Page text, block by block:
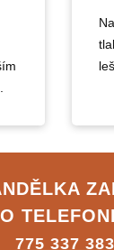
775 337 383